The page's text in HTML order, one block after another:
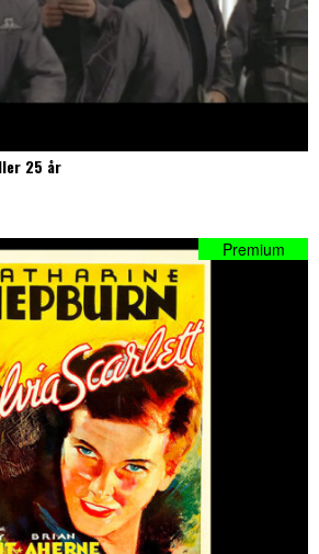
25 år